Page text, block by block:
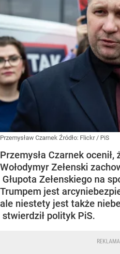
Przemysław Czarnek Źródło: Flickr/ PiS
Przemysła Czarnek
Wołodymyr Zełenski
Głupota Zełenskiego na
Trumpem jest
ale niestety jest także
stwierdził polityk PiS.